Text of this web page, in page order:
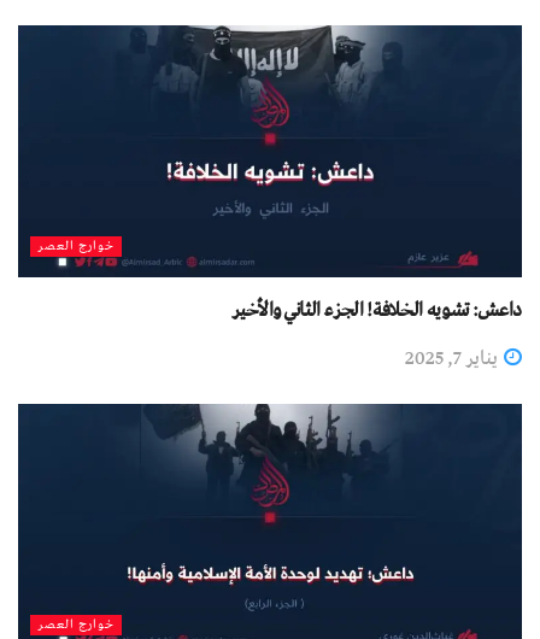
خوارج العصر
داعش: تشويه الخلافة! الجزء الثاني والأخير
يناير 7, 2025
خوارج العصر